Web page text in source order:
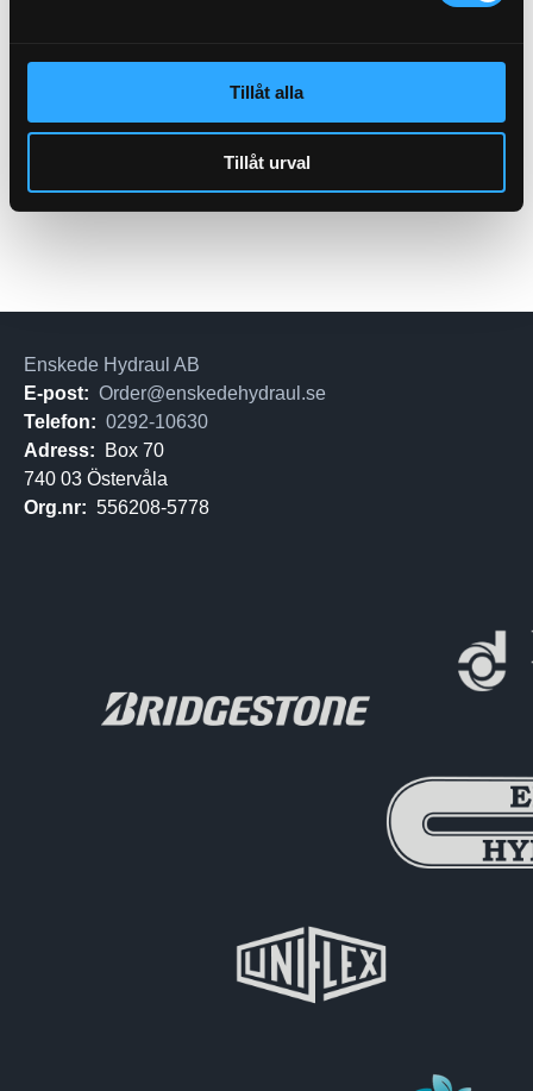
Tillåt alla
Tillåt urval
Pris exkl. 810.00
Enskede Hydraul AB
E-post: Order@enskedehydraul.se
Telefon: 0292-10630
Adress:
Box 70
740 03 Östervåla
Org.nr: 556208-5778